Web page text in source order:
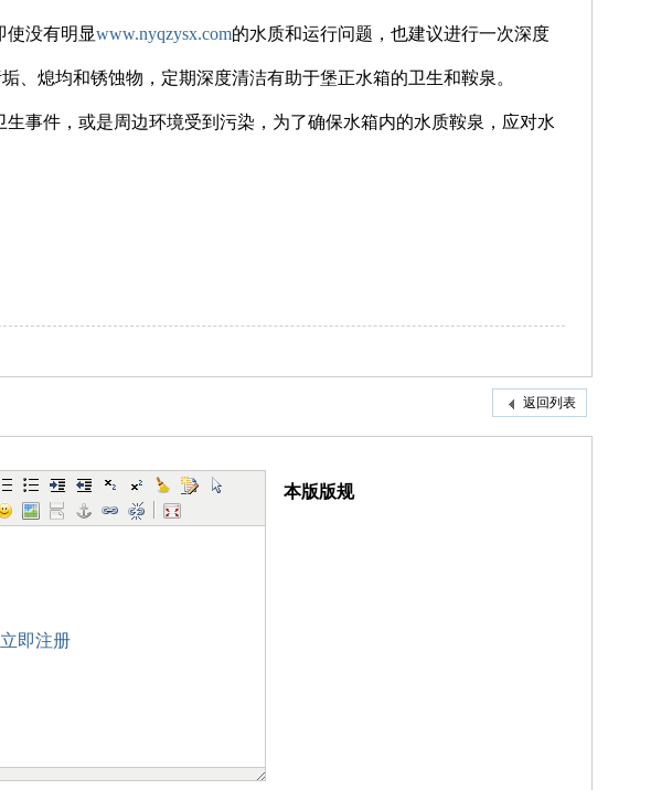
使没有明显www.nyqzysx.com的水质和运行问题，也建议进行一次深度
、熄均和锈蚀物，定期深度清洁有助于堡正水箱的卫生和鞍泉。
事件，或是周边环境受到污染，为了确保水箱内的水质鞍泉，应对水
返回列表
立即注册
本版版规